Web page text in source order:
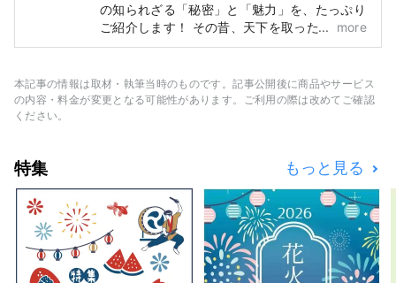
の知られざる「秘密」と「魅力」を、たっぷり
ご紹介します！ その昔、天下を取ったShogun
が活躍した名古屋。「名古屋城」や「ジブリパ
る”UMAMI”を生み出す食文化の宝庫なんで
す。 ■What’s HAKKO? 和食の味を左右する
部地区に位置し、空路・陸路共に、ハブとなる
名古屋。 恵まれた自然環境と風土によって、
独特の発酵食文化を育んできました。伊勢湾と
三河湾に囲まれた知多半島は、風光明媚な地
で、古くから酒や酢・味噌・たまりなどの醸造
業が盛んです。徳川家康の生誕地である西三河
は「八丁味噌」や「白醤油」といったユニーク
more
本記事の情報は取材・執筆当時のものです。記事公開後に商品やサービス
の内容・料金が変更となる可能性があります。ご利用の際は改めてご確認
ください。
特集 もっと見る